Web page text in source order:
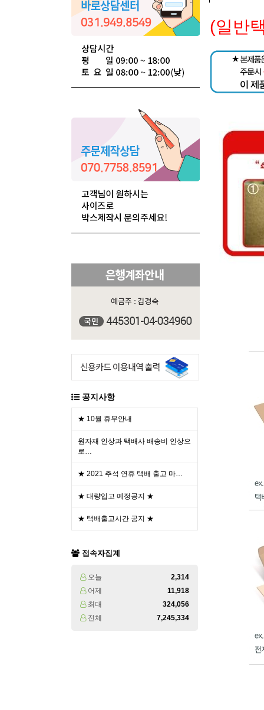
공지사항
★ 10월 휴무안내
원자재 인상과 택배사 배송비 인상으
로…
★ 2021 추석 연휴 택배 출고 마…
★ 대량입고 예정공지 ★
★ 택배출고시간 공지 ★
접속자집계
오늘
2,314
어제
11,918
최대
324,056
전체
7,245,334
(일반